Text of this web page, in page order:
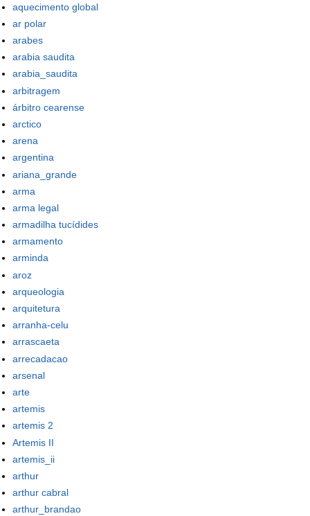
aquecimento global
ar polar
arabes
arabia saudita
arabia_saudita
arbitragem
árbitro cearense
arctico
arena
argentina
ariana_grande
arma
arma legal
armadilha tucídides
armamento
arminda
aroz
arqueologia
arquitetura
arranha-celu
arrascaeta
arrecadacao
arsenal
arte
artemis
artemis 2
Artemis II
artemis_ii
arthur
arthur cabral
arthur_brandao